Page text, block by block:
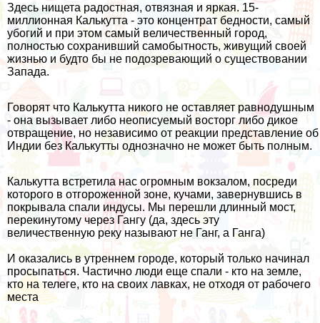
Здесь нищета радостная, отвязная и яркая. 15-
миллионная Калькутта - это концентрат бедности, самый
убогий и при этом самый величественный город,
полностью сохранивший самобытность, живущий своей
жизнью и будто бы не подозревающий о существовании
Запада.
Говорят что Калькутта никого не оставляет равнодушным
- она вызывает либо неописуемый восторг либо дикое
отвращение, но независимо от реакции представление об
Индии без Калькутты однозначно не может быть полным.
Калькутта встретила нас огромным вокзалом, посреди
которого в отгороженной зоне, кучами, завернувшись в
покрывала спали индусы. Мы перешли длинный мост,
перекинутому через Гангу (да, здесь эту
величественную реку называют не Ганг, а Ганга)
И оказались в утреннем городе, который только начинал
просыпаться. Частично люди еще спали - кто на земле,
кто на телеге, кто на своих лавках, не отходя от рабочего
места